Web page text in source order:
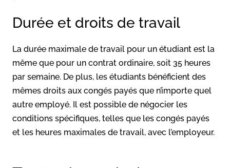
Durée et droits de travail
La durée maximale de travail pour un étudiant est la
même que pour un contrat ordinaire, soit 35 heures
par semaine. De plus, les étudiants bénéficient des
mêmes droits aux congés payés que n’importe quel
autre employé. Il est possible de négocier les
conditions spécifiques, telles que les congés payés
et les heures maximales de travail, avec l’employeur.